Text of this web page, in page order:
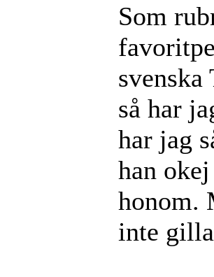
Som
så har
har jag
han
honom.
inte